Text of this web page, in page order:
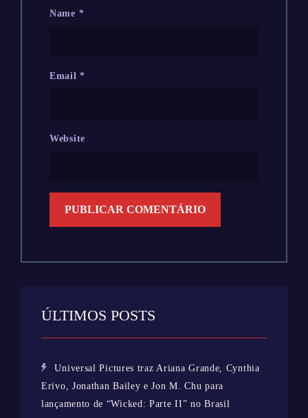
Name *
Email*
Website
ÚLTIMOS POSTS
Universal Pictures traz Ariana Grande, Cynthia
Erivo, Jonathan Bailey e Jon M. Chu para
lançamento de “Wicked: Parte II” no Brasil